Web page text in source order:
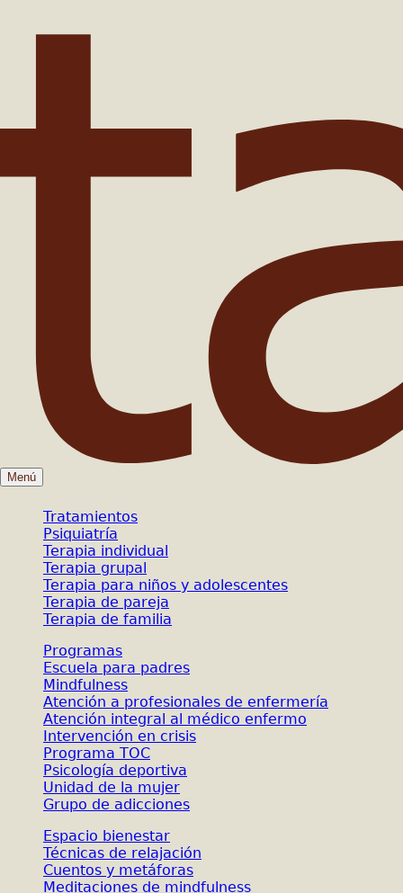
Menú
Tratamientos
Psiquiatría
Terapia individual
Terapia grupal
Terapia para niños y adolescentes
Terapia de pareja
Terapia de familia
Programas
Escuela para padres
Mindfulness
Atención a profesionales de enfermería
Atención integral al médico enfermo
Intervención en crisis
Programa TOC
Psicología deportiva
Unidad de la mujer
Grupo de adicciones
Espacio bienestar
Técnicas de relajación
Cuentos y metáforas
Meditaciones de mindfulness